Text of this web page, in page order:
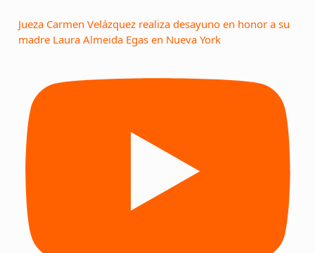
Jueza Carmen Velázquez realiza desayuno en honor a su
madre Laura Almeida Egas en Nueva York